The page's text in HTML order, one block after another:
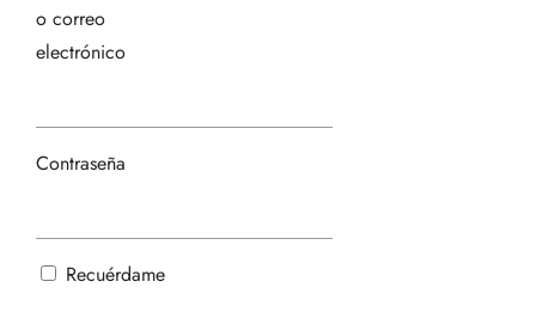
o correo
electrónico
Contraseña
Recuérdame